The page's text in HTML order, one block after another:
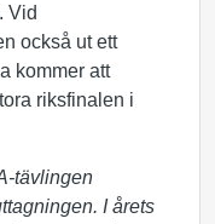
Vid
också ut ett
kommer att
riksfinalen i
tävlingen
I årets